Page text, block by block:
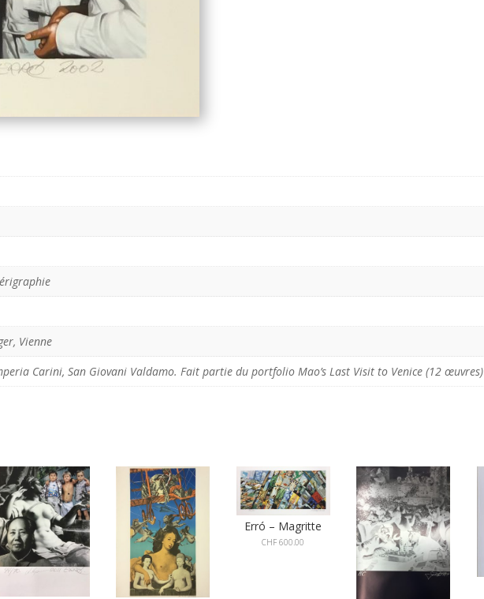
Vienne
Carini, San Giovani Valdamo. Fait partie du portfolio Mao’s Last Visit to Venice (12 œuvres)
Erró – Magritte
CHF 600.00